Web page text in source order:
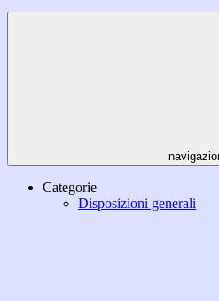
Categorie
Disposizioni generali